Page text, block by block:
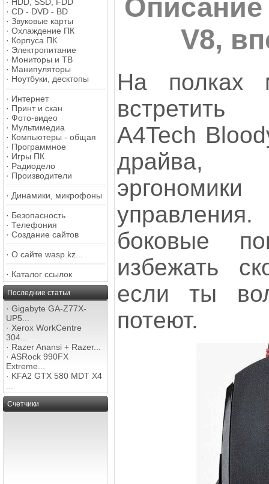
· CD - DVD - BD
· Звуковые карты
· Охлаждение ПК
· Корпуса ПК
· Электропитание
· Мониторы и ТВ
· Манипуляторы
· Ноутбуки, десктопы
· Интернет
· Принт и скан
· Фото-видео
· Мультимедиа
· Компьютеры - общая
· Программное
· Игры ПК
· Радиодело
· Производители
· Динамики, микрофоны
· Безопасность
· Телефония
· Создание сайтов
· О сайте wasp.kz...
· Каталог ссылок
Последние статьи
· Gigabyte GA-Z77X-
UP5...
· Xerox WorkCentre
304...
· Razer Anansi + Razer...
· ASRock 990FX
Extreme...
· KFA2 GTX 580 MDT X4
Счетчики
V8,
На полках
A4Tech
драйва,
боковые
избежать
если ты
потеют.